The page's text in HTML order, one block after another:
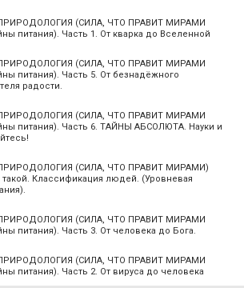
(СИЛА, ЧТО ПРАВИТ МИРАМИ
питания). Часть 1. От кварка до Вселенной
(СИЛА, ЧТО ПРАВИТ МИРАМИ
питания). Часть 5. От безнадёжного
радости.
(СИЛА, ЧТО ПРАВИТ МИРАМИ
питания). Часть 6. ТАЙНЫ АБСОЛЮТА. Науки и
(СИЛА, ЧТО ПРАВИТ МИРАМИ)
такой. Классификация людей. (Уровневая
(СИЛА, ЧТО ПРАВИТ МИРАМИ
питания). Часть 3. От человека до Бога.
(СИЛА, ЧТО ПРАВИТ МИРАМИ
питания). Часть 2. От вируса до человека